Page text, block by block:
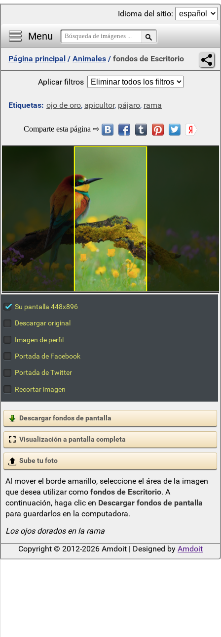
Menu
Idioma del sitio:
Página principal / Animales / fondos de Escritorio
Aplicar filtros
Etiquetas: ojo de oro, apicultor, pájaro, rama
Su pantalla 448x896
Descargar original
Imagen de perfil
Portada de Facebook
Portada de Twitter
Recortar imagen
Descargar fondos de pantalla
Visualización a pantalla completa
Sube tu foto
Al mover el borde amarillo, seleccione el área de la imagen
que desea utilizar como fondos de Escritorio. A
continuación, haga clic en Descargar fondos de pantalla
para guardarlos en la computadora.
Los ojos dorados en la rama
Copyright © 2012-2026 Amdoit | Designed by Amdoit